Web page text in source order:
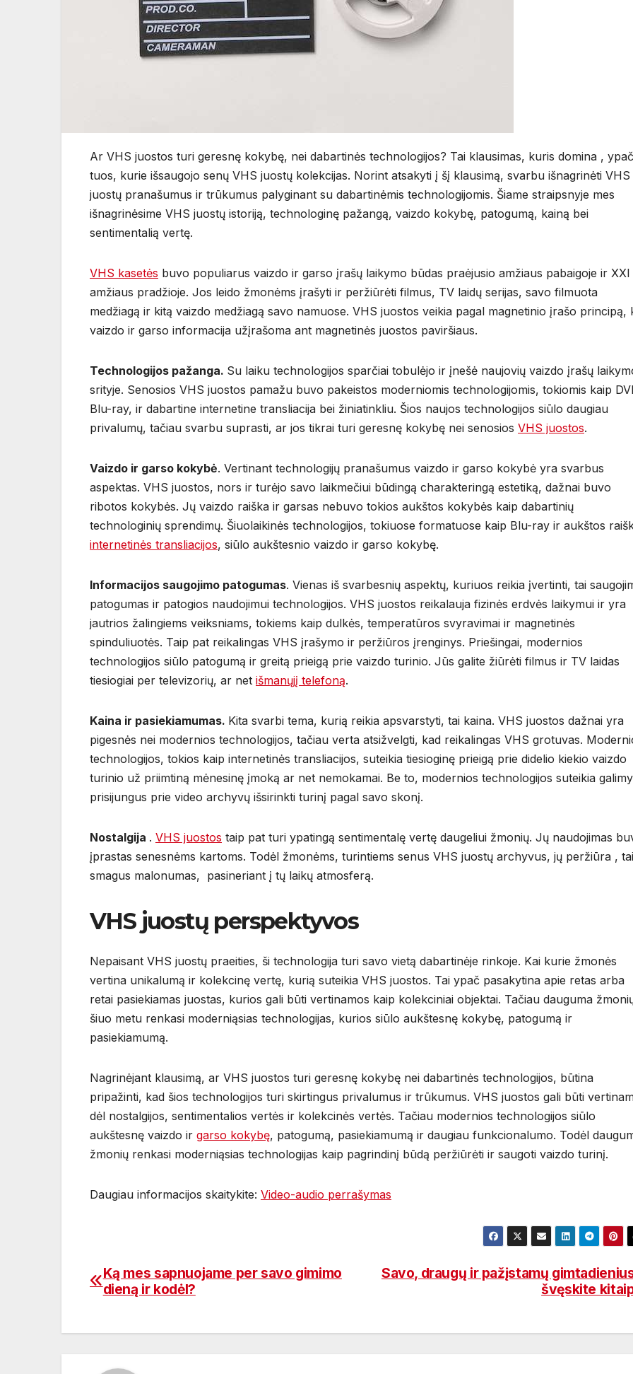
Ar VHS juostos turi geresnę kokybę, nei dabartinės technologijos? Tai klausimas, kuris domina , ypač
tuos, kurie išsaugojo senų VHS juostų kolekcijas. Norint atsakyti į šį klausimą, svarbu išnagrinėti VHS
juostų pranašumus ir trūkumus palyginant su dabartinėmis technologijomis. Šiame straipsnyje mes
išnagrinėsime VHS juostų istoriją, technologinę pažangą, vaizdo kokybę, patogumą, kainą bei
sentimentalią vertę.
VHS kasetės buvo populiarus vaizdo ir garso įrašų laikymo būdas praėjusio amžiaus pabaigoje ir XXI
amžiaus pradžioje. Jos leido žmonėms įrašyti ir peržiūrėti filmus, TV laidų serijas, savo filmuota
medžiagą ir kitą vaizdo medžiagą savo namuose. VHS juostos veikia pagal magnetinio įrašo principą,
vaizdo ir garso informacija užįrašoma ant magnetinės juostos paviršiaus.
Technologijos pažanga. Su laiku technologijos sparčiai tobulėjo ir įnešė naujovių vaizdo įrašų
srityje. Senosios VHS juostos pamažu buvo pakeistos moderniomis technologijomis, tokiomis kaip
Blu-ray, ir dabartine internetine transliacija bei žiniatinkliu. Šios naujos technologijos siūlo daugiau
privalumų, tačiau svarbu suprasti, ar jos tikrai turi geresnę kokybę nei senosios VHS juostos.
Vaizdo ir garso kokybė. Vertinant technologijų pranašumus vaizdo ir garso kokybė yra svarbus
aspektas. VHS juostos, nors ir turėjo savo laikmečiui būdingą charakteringą estetiką, dažnai buvo
ribotos kokybės. Jų vaizdo raiška ir garsas nebuvo tokios aukštos kokybės kaip dabartinių
technologinių sprendimų. Šiuolaikinės technologijos, tokiuose formatuose kaip Blu-ray ir aukštos
internetinės transliacijos, siūlo aukštesnio vaizdo ir garso kokybę.
Informacijos saugojimo patogumas. Vienas iš svarbesnių aspektų, kuriuos reikia įvertinti, tai
patogumas ir patogios naudojimui technologijos. VHS juostos reikalauja fizinės erdvės laikymui ir yra
jautrios žalingiems veiksniams, tokiems kaip dulkės, temperatūros svyravimai ir magnetinės
spinduliuotės. Taip pat reikalingas VHS įrašymo ir peržiūros įrenginys. Priešingai, modernios
technologijos siūlo patogumą ir greitą prieigą prie vaizdo turinio. Jūs galite žiūrėti filmus ir TV laidas
tiesiogiai per televizorių, ar net išmanųjį telefoną.
Kaina ir pasiekiamumas. Kita svarbi tema, kurią reikia apsvarstyti, tai kaina. VHS juostos dažnai yra
pigesnės nei modernios technologijos, tačiau verta atsižvelgti, kad reikalingas VHS grotuvas.
technologijos, tokios kaip internetinės transliacijos, suteikia tiesioginę prieigą prie didelio kiekio vaizdo
turinio už priimtiną mėnesinę įmoką ar net nemokamai. Be to, modernios technologijos suteikia
prisijungus prie video archyvų išsirinkti turinį pagal savo skonį.
Nostalgija . VHS juostos taip pat turi ypatingą sentimentalę vertę daugeliui žmonių. Jų naudojimas
įprastas senesnėms kartoms. Todėl žmonėms, turintiems senus VHS juostų archyvus, jų peržiūra , tai
smagus malonumas, pasineriant į tų laikų atmosferą.
VHS juostų perspektyvos
Nepaisant VHS juostų praeities, ši technologija turi savo vietą dabartinėje rinkoje. Kai kurie žmonės
vertina unikalumą ir kolekcinę vertę, kurią suteikia VHS juostos. Tai ypač pasakytina apie retas arba
retai pasiekiamas juostas, kurios gali būti vertinamos kaip kolekciniai objektai. Tačiau dauguma
šiuo metu renkasi moderniąsias technologijas, kurios siūlo aukštesnę kokybę, patogumą ir
pasiekiamumą.
Nagrinėjant klausimą, ar VHS juostos turi geresnę kokybę nei dabartinės technologijos, būtina
pripažinti, kad šios technologijos turi skirtingus privalumus ir trūkumus. VHS juostos gali būti
dėl nostalgijos, sentimentalios vertės ir kolekcinės vertės. Tačiau modernios technologijos siūlo
aukštesnę vaizdo ir garso kokybę, patogumą, pasiekiamumą ir daugiau funkcionalumo. Todėl
žmonių renkasi moderniąsias technologijas kaip pagrindinį būdą peržiūrėti ir saugoti vaizdo turinį.
Daugiau informacijos skaitykite: Video-audio perrašymas
Navigacija
įrašų
Savo, draugų ir pažįstamų
švęskite
Ką mes sapnuojame per savo gimimo
dieną ir kodėl?